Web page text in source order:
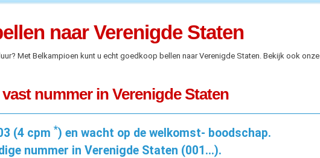
naar Verenigde Staten
Met Belkampioen kunt u echt goedkoop bellen naar Verenigde Staten. Bekijk ook onze
nummer in Verenigde Staten
(4 cpm *) en wacht op de welkomst- boodschap.
nummer in Verenigde Staten (001...).